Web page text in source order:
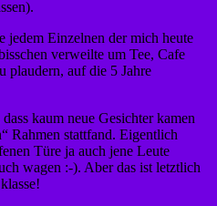
jedem Einzelnen der mich heute
verweilte um Tee, Cafe
plaudern, auf die 5 Jahre
kaum neue Gesichter kamen
Rahmen stattfand. Eigentlich
Türe ja auch jene Leute
wagen :-). Aber das ist letztlich